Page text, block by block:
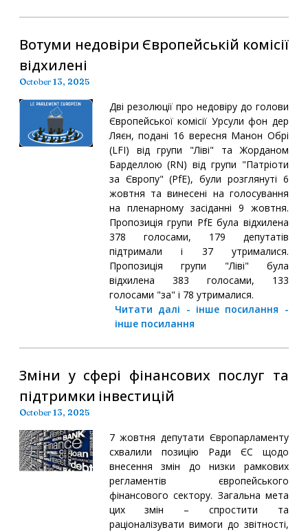
Вотуми недовіри Європейській комісії
відхилені
October 13, 2025
Дві резолюції про недовіру до голови
Європейської комісії Урсули фон дер
Ляєн, подані 16 вересня Манон Обрі
(LFI) від групи "Ліві" та Жорданом
Барделлою (RN) від групи "Патріоти
за Європу" (PfE), були розглянуті 6
жовтня та винесені на голосування
на пленарному засіданні 9 жовтня.
Пропозиція групи PfE була відхилена
378 голосами, 179 депутатів
підтримали і 37 утрималися.
Пропозиція групи "Ліві" була
відхилена 383 голосами, 133
голосами "за" і 78 утрималися.
Читати далі - інше посилання -
інше посилання
Зміни у сфері фінансових послуг та
підтримки інвестицій
October 13, 2025
7 жовтня депутати Європарламенту
схвалили позицію Ради ЄС щодо
внесення змін до низки рамкових
регламентів європейського
фінансового сектору. Загальна мета
цих змін – спростити та
раціоналізувати вимоги до звітності,